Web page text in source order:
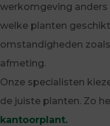
werkomgeving anders
welke planten
omstandigheden
afmeting.
Onze specialisten
de juiste planten. Zo
kantoorplant.